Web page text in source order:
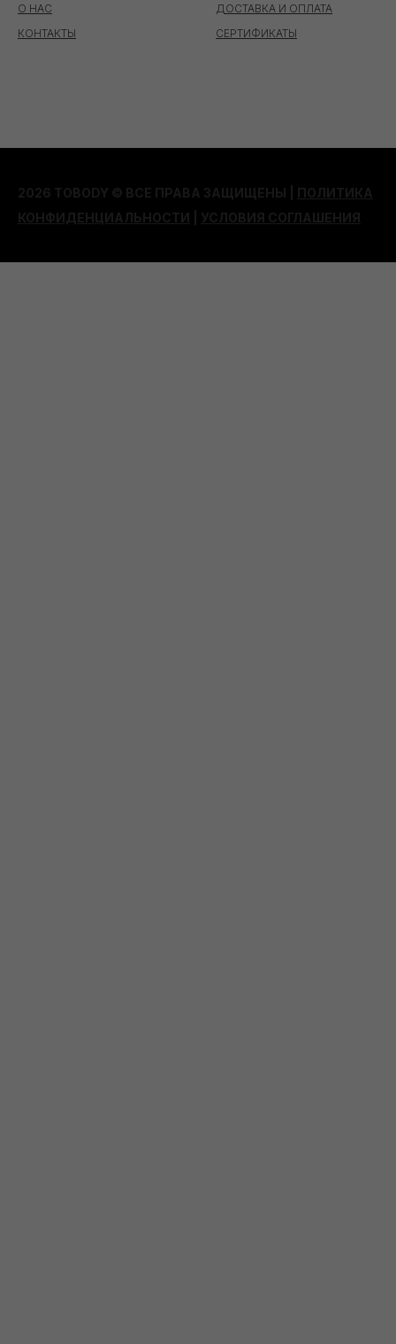
О НАС
КОНТАКТЫ
ДОСТАВКА И ОПЛАТА
СЕРТИФИКАТЫ
2026 TOBODY © ВСЕ ПРАВА ЗАЩИЩЕНЫ | ПОЛИТИКА
КОНФИДЕНЦИАЛЬНОСТИ
УСЛОВИЯ СОГЛАШЕНИЯ